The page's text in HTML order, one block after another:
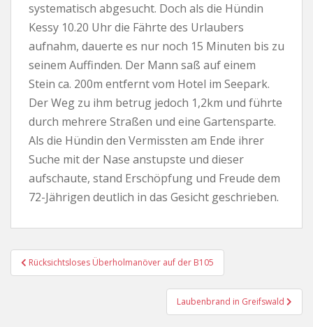
systematisch abgesucht. Doch als die Hündin
Kessy 10.20 Uhr die Fährte des Urlaubers
aufnahm, dauerte es nur noch 15 Minuten bis zu
seinem Auffinden. Der Mann saß auf einem
Stein ca. 200m entfernt vom Hotel im Seepark.
Der Weg zu ihm betrug jedoch 1,2km und führte
durch mehrere Straßen und eine Gartensparte.
Als die Hündin den Vermissten am Ende ihrer
Suche mit der Nase anstupste und dieser
aufschaute, stand Erschöpfung und Freude dem
72-Jährigen deutlich in das Gesicht geschrieben.
Beitragsnavigation
Rücksichtsloses Überholmanöver auf der B105
Laubenbrand in Greifswald